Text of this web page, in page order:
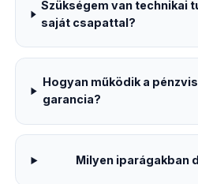
Szükségem van technikai
saját csapattal?
Hogyan működik a
garancia?
Milyen iparágakban